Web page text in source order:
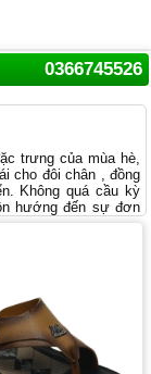
0366745526
trưng của mùa hè,
cho đôi chân , đồng
Không quá cầu kỳ
hướng đến sự đơn
nam đẹpđược
nóng, oi bức của
chuyến du lịch đi
gần khu vực nhà
dài theo thời gian,